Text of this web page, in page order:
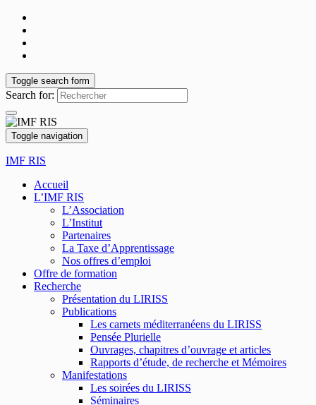
Toggle search form
Search for:
Toggle navigation
IMF RIS
Accueil
L’IMF RIS
L’Association
L’Institut
Partenaires
La Taxe d’Apprentissage
Nos offres d’emploi
Offre de formation
Recherche
Présentation du LIRISS
Publications
Les carnets méditerranéens du LIRISS
Pensée Plurielle
Ouvrages, chapitres d’ouvrage et articles
Rapports d’étude, de recherche et Mémoires
Manifestations
Les soirées du LIRISS
Séminaires